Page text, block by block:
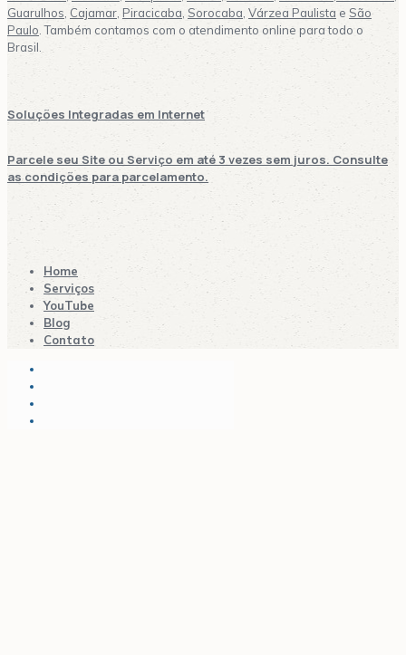
Guarulhos Cajamar Piracicaba Sorocaba Várzea Paulista e São
Paulo . Também contamos com o atendimento online para todo o
Brasil.
Soluções Integradas em Internet
Parcele seu Site ou Serviço em até 3 vezes sem juros. Consulte
as condições para parcelamento.
Home
Serviços
YouTube
Blog
Contato